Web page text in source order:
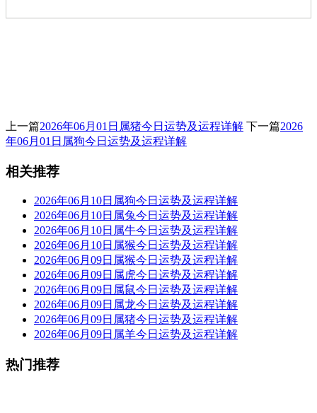
上一篇2026年06月01日属猪今日运势及运程详解 下一篇2026
年06月01日属狗今日运势及运程详解
相关推荐
2026年06月10日属狗今日运势及运程详解
2026年06月10日属兔今日运势及运程详解
2026年06月10日属牛今日运势及运程详解
2026年06月10日属猴今日运势及运程详解
2026年06月09日属猴今日运势及运程详解
2026年06月09日属虎今日运势及运程详解
2026年06月09日属鼠今日运势及运程详解
2026年06月09日属龙今日运势及运程详解
2026年06月09日属猪今日运势及运程详解
2026年06月09日属羊今日运势及运程详解
热门推荐